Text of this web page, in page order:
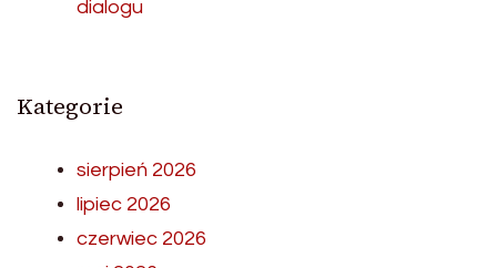
dialogu
Kategorie
sierpień 2026
lipiec 2026
czerwiec 2026